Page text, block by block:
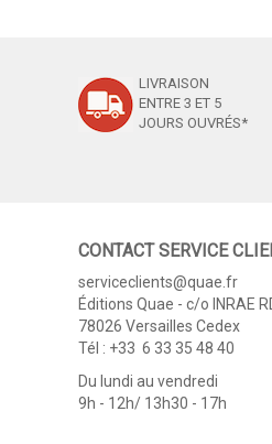
LIVRAISON
ENTRE 3 ET 5
JOURS OUVRÉS*
CONTACT SERVICE
serviceclients@quae.fr
Éditions Quae - c/o INRAE
78026 Versailles Cedex
Tél : +33 6 33 35 48 40
Du lundi au vendredi
9h - 12h/ 13h30 - 17h